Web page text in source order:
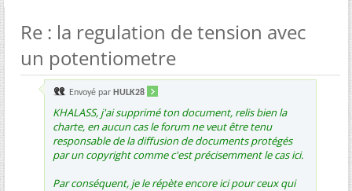
Re : la regulation de tension avec
un potentiometre
Envoyé par HULK28
KHALASS, j'ai supprimé ton document, relis bien la
charte, en aucun cas le forum ne veut être tenu
responsable de la diffusion de documents protégés
par un copyright comme c'est précisemment le cas ici.
Par conséquent, je le répète encore ici pour ceux qui